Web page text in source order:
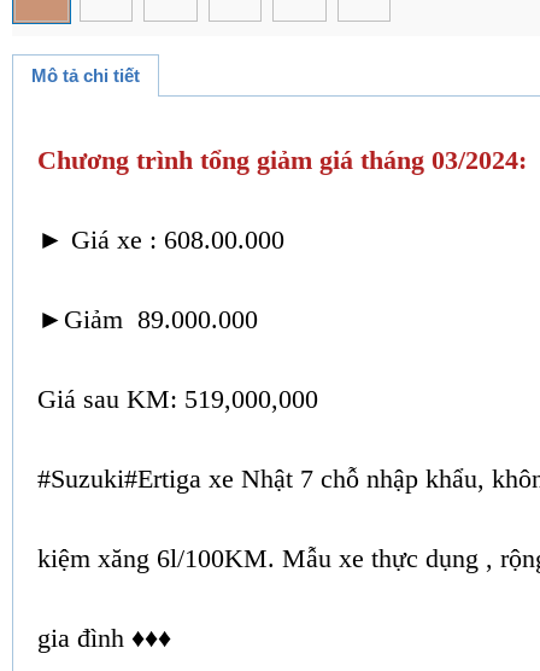
Mô tả chi tiết
Chương trình tổng giảm giá tháng 03/2024:
► Giá xe : 608.00.000
►Giảm 89.000.000
Giá sau KM: 519,000,000
#Suzuki#Ertiga xe Nhật 7 chỗ nhập khẩu,
kiệm xăng 6l/100KM. Mẫu xe thực dụng ,
gia đình ♦♦♦